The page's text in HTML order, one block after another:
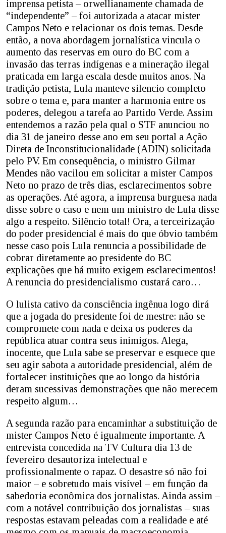
imprensa petista – orwellianamente chamada de
“independente” – foi autorizada a atacar mister
Campos Neto e relacionar os dois temas. Desde
então, a nova abordagem jornalística vincula o
aumento das reservas em ouro do BC com a
invasão das terras indígenas e a mineração ilegal
praticada em larga escala desde muitos anos. Na
tradição petista, Lula manteve silencio completo
sobre o tema e, para manter a harmonia entre os
poderes, delegou a tarefa ao Partido Verde. Assim
entendemos a razão pela qual o STF anunciou no
dia 31 de janeiro desse ano em seu portal a Ação
Direta de Inconstitucionalidade (ADIN) solicitada
pelo PV. Em consequência, o ministro Gilmar
Mendes não vacilou em solicitar a mister Campos
Neto no prazo de três dias, esclarecimentos sobre
as operações. Até agora, a imprensa burguesa nada
disse sobre o caso e nem um ministro de Lula disse
algo a respeito. Silêncio total! Ora, a terceirização
do poder presidencial é mais do que óbvio também
nesse caso pois Lula renuncia a possibilidade de
cobrar diretamente ao presidente do BC
explicações que há muito exigem esclarecimentos!
A renuncia do presidencialismo custará caro…
O lulista cativo da consciência ingênua logo dirá
que a jogada do presidente foi de mestre: não se
compromete com nada e deixa os poderes da
república atuar contra seus inimigos. Alega,
inocente, que Lula sabe se preservar e esquece que
seu agir sabota a autoridade presidencial, além de
fortalecer instituições que ao longo da história
deram sucessivas demonstrações que não merecem
respeito algum…
A segunda razão para encaminhar a substituição de
mister Campos Neto é igualmente importante. A
entrevista concedida na TV Cultura dia 13 de
fevereiro desautoriza intelectual e
profissionalmente o rapaz. O desastre só não foi
maior – e sobretudo mais visível – em função da
sabedoria econômica dos jornalistas. Ainda assim –
com a notável contribuição dos jornalistas – suas
respostas estavam peleadas com a realidade e até